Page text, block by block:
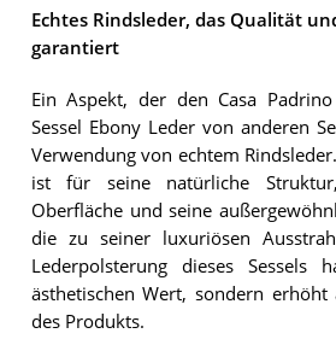
Echtes Rindsleder, das Qualität
garantiert
Ein Aspekt, der den Casa
Sessel Ebony Leder von anderen
Verwendung von echtem
ist für seine natürliche
Oberfläche und seine
die zu seiner luxuriösen
Lederpolsterung dieses
ästhetischen Wert, sondern
des Produkts.